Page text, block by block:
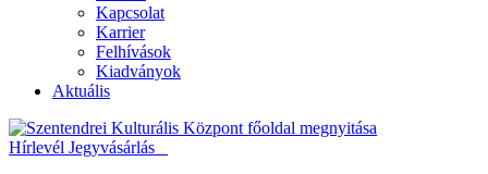
Kapcsolat
Karrier
Felhívások
Kiadványok
Aktuális
Hírlevél Jegyvásárlás